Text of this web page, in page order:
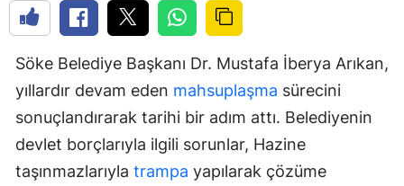
Söke Belediye Başkanı Dr. Mustafa İberya Arıkan,
yıllardır devam eden mahsuplaşma sürecini
sonuçlandırarak tarihi bir adım attı. Belediyenin
devlet borçlarıyla ilgili sorunlar, Hazine
taşınmazlarıyla trampa yapılarak çözüme